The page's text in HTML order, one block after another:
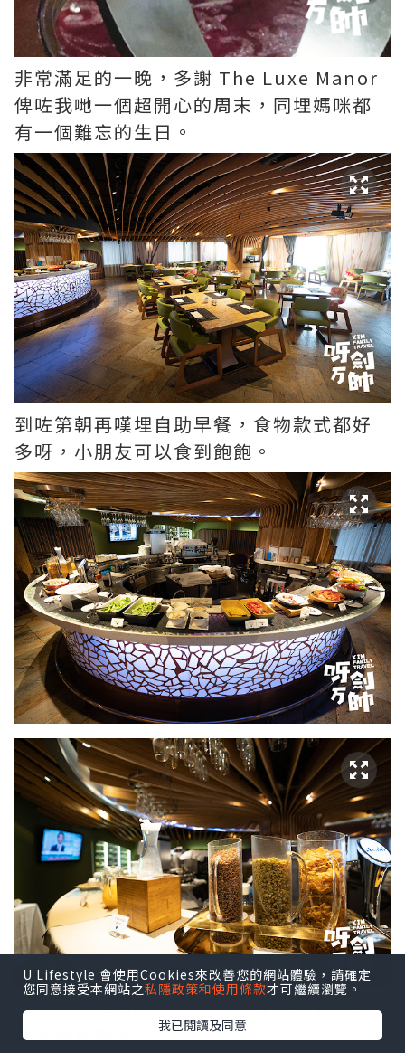
非常滿足的一晚，多謝 The Luxe Manor
俾咗我哋一個超開心的周末，同埋媽咪都
有一個難忘的生日。
到咗第朝再嘆埋自助早餐，食物款式都好
多呀，小朋友可以食到飽飽。
食完就要離開喇～好唔捨得喔！希望下次
再有機會嚟啦～
U Lifestyle 會使用Cookies來改善您的網站體驗，請確定
您同意接受本網站之私隱政策和使用條款才可繼續瀏覽。
我已閱讀及同意